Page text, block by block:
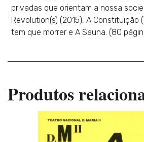
privadas que orientam a nossa
Revolution(s) (2015), A Constituição
tem que morrer e A Sauna. (80
Produtos